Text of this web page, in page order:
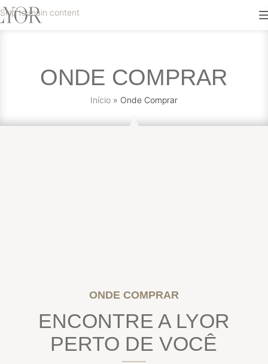
Skip to main content
ONDE COMPRAR
Início» Onde Comprar
ONDE COMPRAR
ENCONTRE A LYOR
PERTO DE VOCÊ